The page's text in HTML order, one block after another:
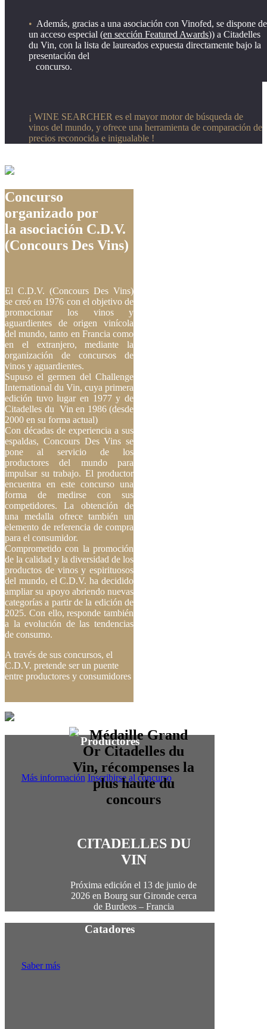
• Además, gracias a una asociación con Vinofed, se dispone de
un acceso especial (en sección Featured Awards)) a Citadelles
du Vin, con la lista de laureados expuesta directamente bajo la
presentación del
concurso.
¡ WINE SEARCHER es el mayor motor de búsqueda de
vinos del mundo, y ofrece una herramienta de comparación de
precios reconocida e inigualable !
Concurso
organizado por
la asociación C.D.V.
(Concours Des Vins)
El C.D.V. (Concours Des Vins)
se creó en 1976 con el objetivo de
promocionar los vinos y
aguardientes de origen vinícola
del mundo, tanto en Francia como
en el extranjero, mediante la
organización de concursos de
vinos y aguardientes.
Supuso el germen del Challenge
International du Vin, cuya primera
edición tuvo lugar en 1977 y de
Citadelles du Vin en 1986 (desde
2000 en su forma actual)
Con décadas de experiencia a sus
espaldas, Concours Des Vins se
pone al servicio de los
productores del mundo para
impulsar su trabajo. El productor
encuentra en este concurso una
forma de medirse con sus
competidores. La obtención de
una medalla ofrece también un
elemento de referencia de compra
para el consumidor.
Comprometido con la promoción
de la calidad y la diversidad de los
productos de vinos y espirituosos
del mundo, el C.D.V. ha decidido
ampliar su apoyo abriendo nuevas
categorías a partir de la edición de
2025. Con ello, responde también
a la evolución de las tendencias
de consumo.
A través de sus concursos, el
C.D.V. pretende ser un puente
entre productores y consumidores
CITADELLES DU
VIN
Próxima edición el 13 de junio de
2026 en Bourg sur Gironde cerca
de Burdeos – Francia
Productores
Más información Inscribirse al concurso
Catadores
Saber más